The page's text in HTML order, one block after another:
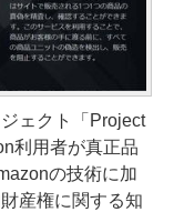
ェクト「Project
利用者が真正品
の技術に加
産権に関する知